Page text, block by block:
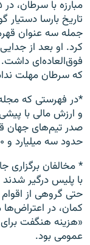
جمله سه عنوان
کرد. او بعد از
که سرطان مهلت
*در فهرستی که
و ارزش مالی با
صدر تیم‌های جهان
حدود سه میلیارد و ۴۴۰ میلیون دلار است.
* مخالفان برگزاری
با پلیس درگیر
حتی گروهی از
کمان، در
«هزینه هنگفت
عمومی بود.